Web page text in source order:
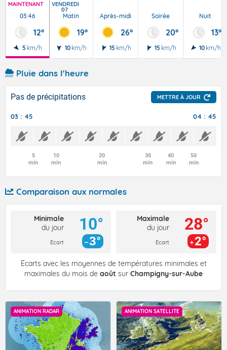
MAINTENANT
03:46
12°
5 km/h
VENDREDI
07
Matin
19°
10 km/h
Après-midi
26°
15 km/h
Soirée
20°
15 km/h
Nuit
13°
10 km/h
Pluie dans l'heure
Pas de précipitations METTRE À JOUR
03 : 45 04 : 45
5
min
10
min
20
min
30
min
40
min
50
min
Comparaison aux normales
Minimale
du jour
Ecart
10°
3°
Maximale
du jour
Ecart
28°
2°
Écarts avec les moyennes de températures minimales et
maximales du mois de août sur Champigny-sur-Aube
ANIMATION RADAR ANIMATION SATELLITE